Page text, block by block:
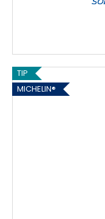
TIP
MICHELIN®